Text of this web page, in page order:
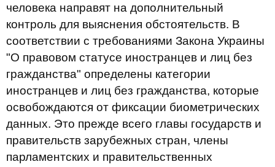
человека направят на дополнительный
контроль для выяснения обстоятельств. В
соответствии с требованиями Закона Украины
"О правовом статусе иностранцев и лиц без
гражданства" определены категории
иностранцев и лиц без гражданства, которые
освобождаются от фиксации биометрических
данных. Это прежде всего главы государств и
правительств зарубежных стран, члены
парламентских и правительственных